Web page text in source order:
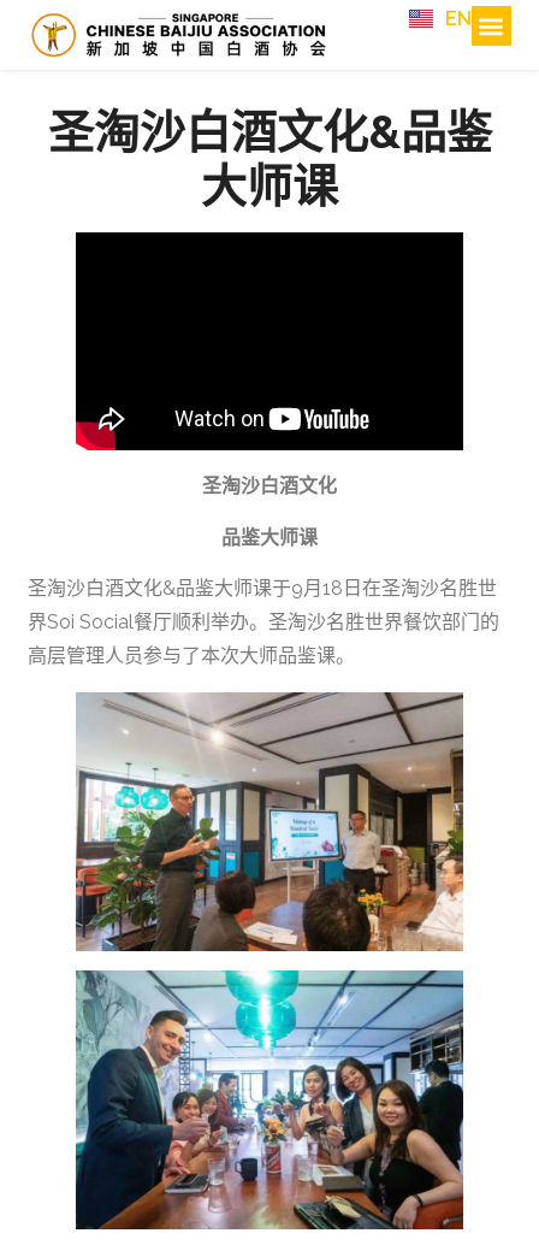
EN
圣淘沙白酒文化&品鉴
大师课
圣淘沙白酒文化
品鉴大师课
圣淘沙白酒文化&品鉴大师课于9月18日在圣淘沙名胜世
界Soi Social餐厅顺利举办。圣淘沙名胜世界餐饮部门的
高层管理人员参与了本次大师品鉴课。